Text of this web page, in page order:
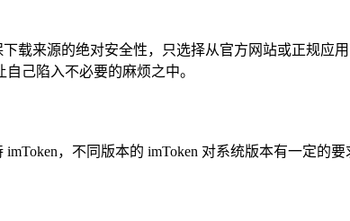
下载来源的绝对安全性，只选择从官方网站或正规
己陷入不必要的麻烦之中。
，不同版本的 imToken 对系统版本有一定